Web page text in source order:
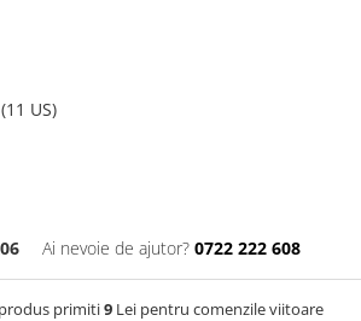
US)
Ai nevoie de ajutor? 0722 222 608
primiti9 Lei pentru comenzile viitoare